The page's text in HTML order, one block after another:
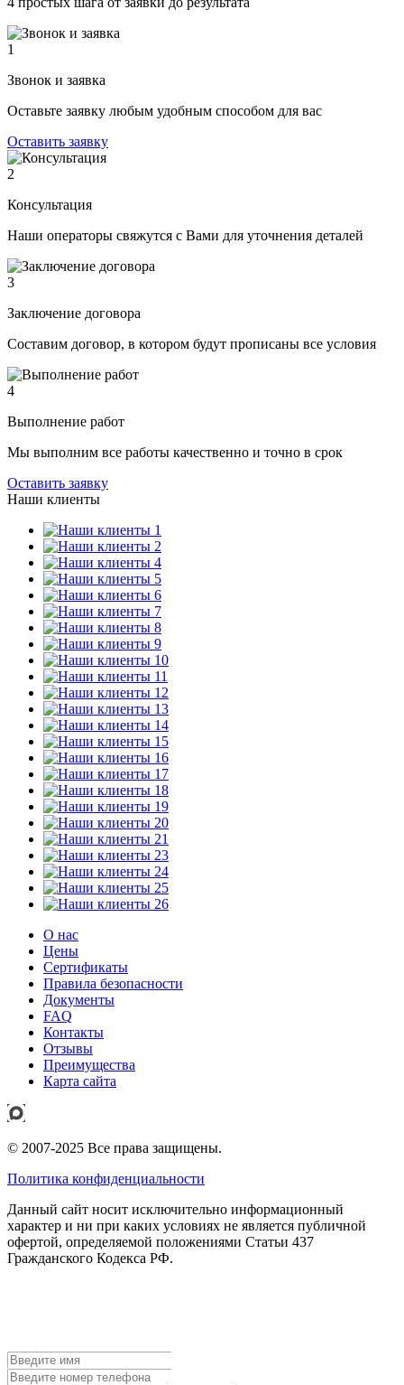
1
Звонок и заявка
Оставьте заявку любым удобным способом для вас
Оставить заявку
2
Консультация
Наши операторы свяжутся с Вами для уточнения деталей
3
Заключение договора
Составим договор, в котором будут прописаны все условия
4
Выполнение работ
Мы выполним все работы качественно и точно в срок
Оставить заявку
Наши клиенты
О нас
Цены
Сертификаты
Правила безопасности
Документы
FAQ
Контакты
Отзывы
Преимущества
Карта сайта
© 2007-2025 Все права защищены.
Политика конфиденциальности
Данный сайт носит исключительно информационный
характер и ни при каких условиях не является публичной
офертой, определяемой положениями Статьи 437
Гражданского Кодекса РФ.